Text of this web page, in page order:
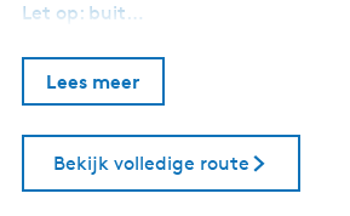
Let op: buit…
Lees meer
Bekijk volledige route